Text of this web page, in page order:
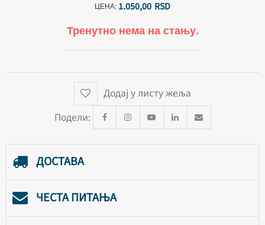
ЦЕНА: 1.050,00 RSD
Тренутно нема на стању.
Додај у листу жеља
Подели:
ДОСТАВА
ЧЕСТА ПИТАЊА